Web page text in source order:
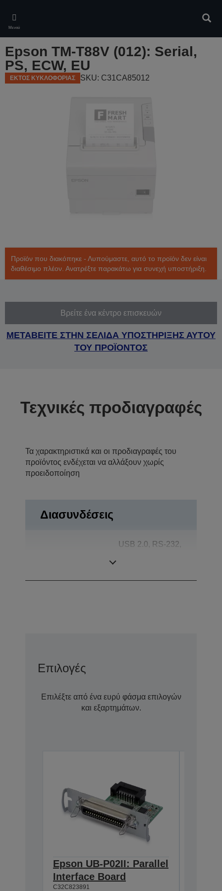
main
content
Μενού
Epson TM-T88V (012): Serial,
PS, ECW, EU
ΕΚΤΟΣ ΚΥΚΛΟΦΟΡΙΑΣ SKU: C31CA85012
Προϊόν που διακόπηκε - Λυπούμαστε, αυτό το προϊόν δεν είναι
διαθέσιμο πλέον. Ανατρέξτε παρακάτω για συνεχή υποστήριξη.
Βρείτε ένα κέντρο επισκευών
ΜΕΤΑΒΕΙΤΕ ΣΤΗΝ ΣΕΛΙΔΑ ΥΠΟΣΤΗΡΙΞΗΣ ΑΥΤΟΥ
ΤΟΥ ΠΡΟΪΟΝΤΟΣ
Τεχνικές προδιαγραφές
Τα χαρακτηριστικά και οι προδιαγραφές του
προϊόντος ενδέχεται να αλλάξουν χωρίς
προειδοποίηση
Διασυνδέσεις
USB 2.0, RS-232,
Επιλογές
Επιλέξτε από ένα ευρύ φάσμα επιλογών
και εξαρτημάτων.
Epson UB-P02II: Parallel
Interface Board
C32C823891